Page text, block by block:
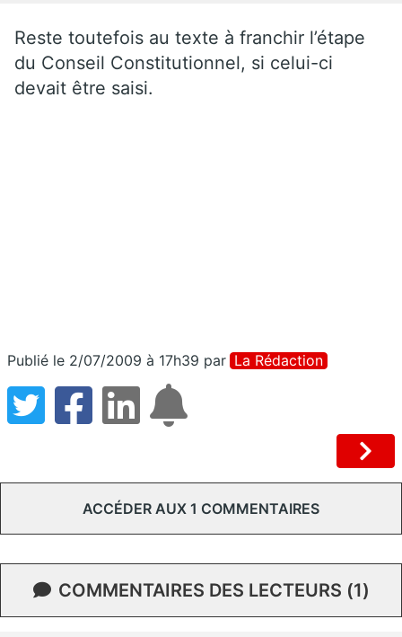
Reste toutefois au texte à franchir l’étape
du Conseil Constitutionnel, si celui-ci
devait être saisi.
Publié le 2/07/2009 à 17h39 par La Rédaction
ACCÉDER AUX 1 COMMENTAIRES
COMMENTAIRES DES LECTEURS (1)